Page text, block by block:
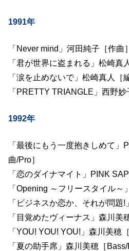
1991年
「Never mind」河田純子［作曲］
「君が世界に盗まれる」松崎真
「涙を止めないで」松崎真人［
「PRETTY TRIANGLE」西野妙
1992年
「最後にもう一度抱きしめて」
曲/Pro］
「恋のダイナマイト」PINK
「Opening ～フリースタイル～
「ビジネスか恋か、それが問題!
「目覚めたヴィーナス」森川美
「YOU! YOU! YOU!」森川美穂
「夏の助手席」森川美穂［Bass/